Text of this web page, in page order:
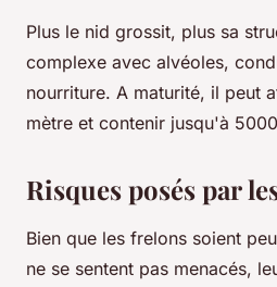
Plus le nid grossit, plus sa
complexe avec alvéoles,
nourriture. A maturité, il peut
mètre et contenir jusqu'à
Risques posés par
Bien que les frelons soient
ne se sentent pas menacés,